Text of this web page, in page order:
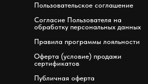
Пользовательское соглашение
Согласие Пользователя на
обработку персональных данных
Правила программы лояльности
Оферта (условие) продажи
сертификатов
Публичная оферта